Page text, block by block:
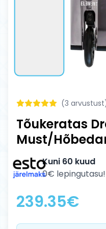
(3
Tõukeratas
Must/
Kuni 60 kuud
0€ lepingutasu!
239.35€